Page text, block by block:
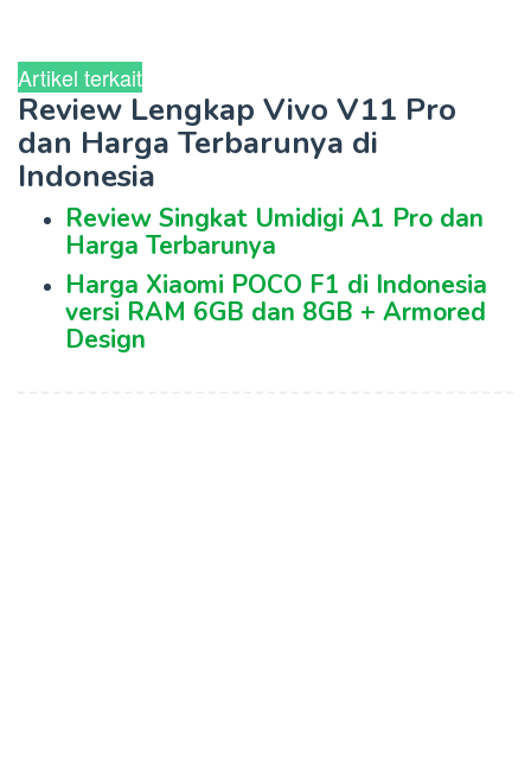
Artikel terkait
Review Lengkap Vivo V11 Pro
dan Harga Terbarunya di
Indonesia
Review Singkat Umidigi A1 Pro dan
Harga Terbarunya
Harga Xiaomi POCO F1 di Indonesia
versi RAM 6GB dan 8GB + Armored
Design